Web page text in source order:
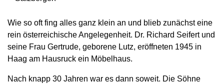
Wie so oft fing alles ganz klein an und blieb zunächst eine
rein österreichische Angelegenheit. Dr. Richard Seifert und
seine Frau Gertrude, geborene Lutz, eröffneten 1945 in
Haag am Hausruck ein Möbelhaus.
Nach knapp 30 Jahren war es dann soweit. Die Söhne